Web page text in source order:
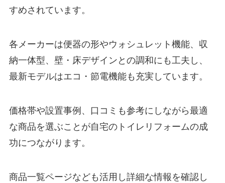
すめされています。
各メーカーは便器の形やウォシュレット機能、収
納一体型、壁・床デザインとの調和にも工夫し、
最新モデルはエコ・節電機能も充実しています。
価格帯や設置事例、口コミも参考にしながら最適
な商品を選ぶことが自宅のトイレリフォームの成
功につながります。
商品一覧ページなども活用し詳細な情報を確認し